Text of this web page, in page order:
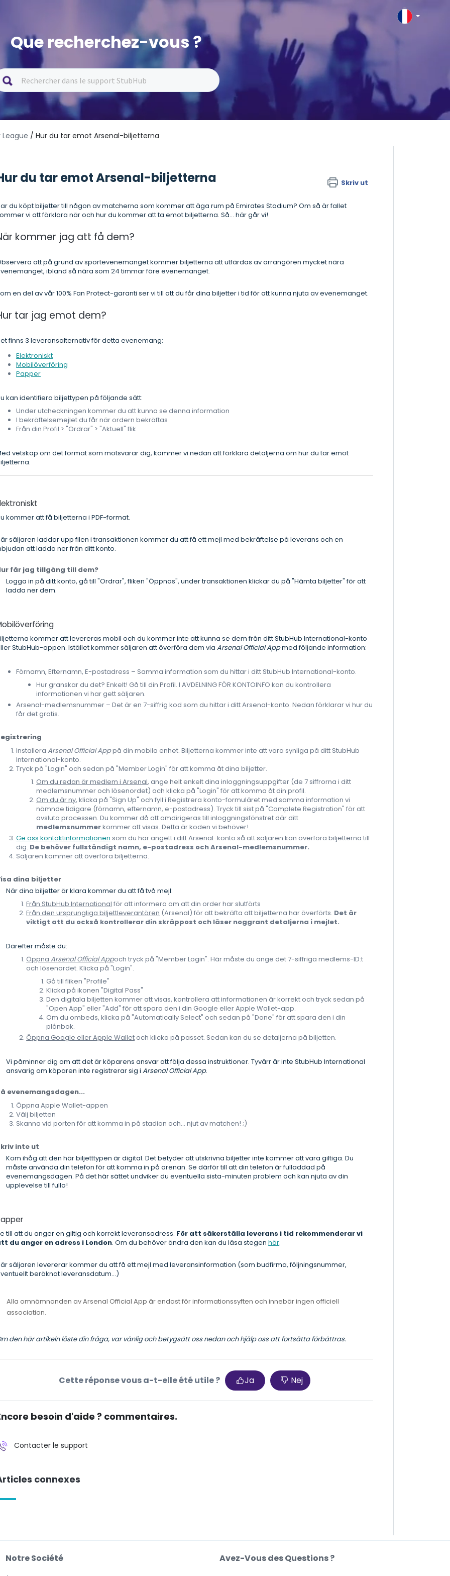
Que recherchez-vous ?
/ Hur du tar emot Arsenal-biljetterna
du tar emot Arsenal-biljetterna Skriv ut
du köpt biljetter till någon av matcherna som kommer att äga rum på Emirates Stadium? Om så är fallet
vi att förklara när och hur du kommer att ta emot biljetterna. Så... här går vi!
kommer jag att få dem?
att på grund av sportevenemanget kommer biljetterna att utfärdas av arrangören mycket nära
ibland så nära som 24 timmar före evenemanget.
en del av vår 100% Fan Protect-garanti ser vi till att du får dina biljetter i tid för att kunna njuta av evenemanget.
tar jag emot dem?
finns 3 leveransalternativ för detta evenemang:
Elektroniskt
Mobilöverföring
Papper
kan identifiera biljettypen på följande sätt:
Under utcheckningen kommer du att kunna se denna information
I bekräftelsemejlet du får när ordern bekräftas
Från din Profil > "Ordrar" > "Aktuell" flik
vetskap om det format som motsvarar dig, kommer vi nedan att förklara detaljerna om hur du tar emot
kommer att få biljetterna i PDF-format.
säljaren laddar upp filen i transaktionen kommer du att få ett mejl med bekräftelse på leverans och en
att ladda ner från ditt konto.
får jag tillgång till dem?
Logga in på ditt konto, gå till "Ordrar", fliken "Öppnas", under transaktionen klickar du på "Hämta biljetter" för att
ladda ner dem.
kommer att levereras mobil och du kommer inte att kunna se dem från ditt StubHub International-konto
StubHub-appen. Istället kommer säljaren att överföra dem viaArsenal Official Appmed följande information:
Förnamn, Efternamn, E-postadress – Samma information som du hittar i ditt StubHub International-konto.
Hur granskar du det? Enkelt! Gå till din Profil. I AVDELNING FÖR KONTOINFO kan du kontrollera
informationen vi har gett säljaren.
Arsenal-medlemsnummer – Det är en 7-siffrig kod som du hittar i ditt Arsenal-konto. Nedan förklarar vi hur du
får det gratis.
InstalleraArsenal Official Apppå din mobila enhet. Biljetterna kommer inte att vara synliga på ditt StubHub
International-konto.
Tryck på "Login" och sedan på "Member Login" för att komma åt dina biljetter.
Om du redan är medlem i Arsenal, ange helt enkelt dina inloggningsuppgifter (de 7 siffrorna i ditt
medlemsnummer och lösenordet) och klicka på "Login" för att komma åt din profil.
Om du är ny, klicka på "Sign Up" och fyll i Registrera konto-formuläret med samma information vi
nämnde tidigare (förnamn, efternamn, e-postadress). Tryck till sist på "Complete Registration" för att
avsluta processen. Du kommer då att omdirigeras till inloggningsfönstret där ditt
medlemsnummerkommer att visas. Detta är koden vi behöver!
Ge oss kontaktinformationen som du har angett i ditt Arsenal-konto så att säljaren kan överföra biljetterna till
dig. De behöver fullständigt namn, e-postadress och Arsenal-medlemsnummer.
Säljaren kommer att överföra biljetterna.
dina biljetter
När dina biljetter är klara kommer du att få två mejl:
Från StubHub International för att informera om att din order har slutförts
Från den ursprungliga biljettleverantören (Arsenal) för att bekräfta att biljetterna har överförts. Det är
viktigt att du också kontrollerar din skräppost och läser noggrant detaljerna i mejlet.
Därefter måste du:
ÖppnaArsenal Official Appoch tryck på "Member Login". Här måste du ange det 7-siffriga medlems-ID:t
och lösenordet. Klicka på "Login".
Gå till fliken "Profile"
Klicka på ikonen "Digital Pass"
Den digitala biljetten kommer att visas, kontrollera att informationen är korrekt och tryck sedan på
"Open App" eller "Add" för att spara den i din Google eller Apple Wallet-app.
Om du ombeds, klicka på "Automatically Select" och sedan på "Done" för att spara den i din
plånbok.
Öppna Google eller Apple Walletoch klicka på passet. Sedan kan du se detaljerna på biljetten.
Vi påminner dig om att det är köparens ansvar att följa dessa instruktioner. Tyvärr är inte StubHub International
ansvarig om köparen inte registrerar sig iArsenal Official App.
evenemangsdagen...
Öppna Apple Wallet-appen
Välj biljetten
Skanna vid porten för att komma in på stadion och... njut av matchen! ;)
inte ut
Kom ihåg att den här biljetttypen är digital. Det betyder att utskrivna biljetter inte kommer att vara giltiga. Du
måste använda din telefon för att komma in på arenan. Se därför till att din telefon är fulladdad på
evenemangsdagen. På det här sättet undviker du eventuella sista-minuten problem och kan njuta av din
upplevelse till fullo!
till att du anger en giltig och korrekt leveransadress. För att säkerställa leverans i tid rekommenderar vi
du anger en adress i London. Om du behöver ändra den kan du läsa stegenhär.
säljaren levererar kommer du att få ett mejl med leveransinformation (som budfirma, följningsnummer,
beräknat leveransdatum...)
Alla omnämnanden av Arsenal Official App är endast för informationssyften och innebär ingen officiell
association.
den här artikeln löste din fråga, var vänlig och betygsätt oss nedan och hjälp oss att fortsätta förbättras.
Cette réponse vous a-t-elle été utile ? Ja Nej
besoin d'aide ? commentaires.
Contacter le support
connexes
Notre Société Avez-Vous des Questions ?